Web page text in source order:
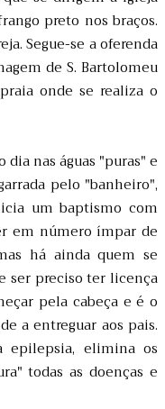
preto nos braços.
Segue-se a oferenda
de S. Bartolomeu
onde se realiza o
nas águas "puras" e
pelo "banheiro",
um baptismo com
em número ímpar de
há ainda quem se
ser preciso ter licença
pela cabeça e é o
a entreguar aos pais.
epilepsia, elimina os
todas as doenças e